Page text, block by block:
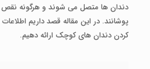
دندان ها متصل می شوند و هرگونه نقص
پوشانند. در این مقاله قصد داریم
کردن دندان های کوچک ارائه دهیم.